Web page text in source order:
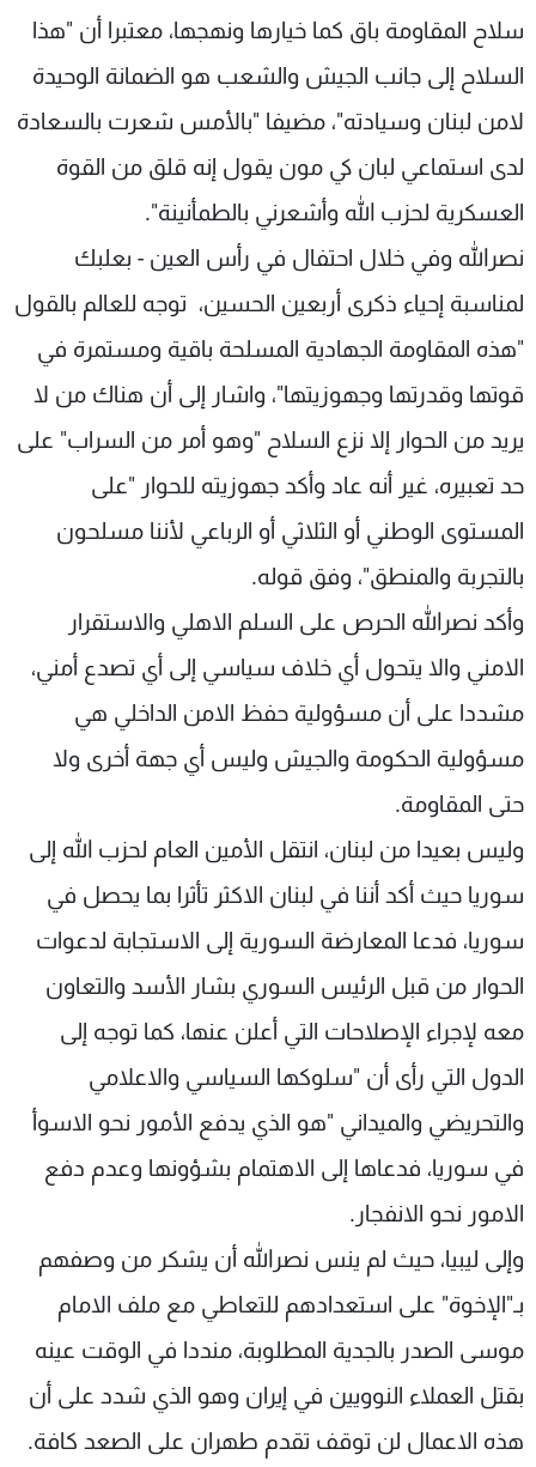
سلاح المقاومة باق كما خيارها ونهجها، معتبرا أن "هذا
السلاح إلى جانب الجيش والشعب هو الضمانة الوحيدة
لامن لبنان وسيادته"، مضيفا "بالأمس شعرت بالسعادة
لدى استماعي لبان كي مون يقول إنه قلق من القوة
العسكرية لحزب الله وأشعرني بالطمأنينة".
نصرالله وفي خلال احتفال في رأس العين - بعلبك
لمناسبة إحياء ذكرى أربعين الحسين، توجه للعالم بالقول
"هذه المقاومة الجهادية المسلحة باقية ومستمرة في
قوتها وقدرتها وجهوزيتها"، واشار إلى أن هناك من لا
يريد من الحوار إلا نزع السلاح "وهو أمر من السراب" على
حد تعبيره، غير أنه عاد وأكد جهوزيته للحوار "على
المستوى الوطني أو الثلاثي أو الرباعي لأننا مسلحون
بالتجربة والمنطق"، وفق قوله.
وأكد نصرالله الحرص على السلم الاهلي والاستقرار
الامني والا يتحول أي خلاف سياسي إلى أي تصدع أمني،
مشددا على أن مسؤولية حفظ الامن الداخلي هي
مسؤولية الحكومة والجيش وليس أي جهة أخرى ولا
حتى المقاومة.
وليس بعيدا من لبنان، انتقل الأمين العام لحزب الله إلى
سوريا حيث أكد أننا في لبنان الاكثر تأثرا بما يحصل في
سوريا، فدعا المعارضة السورية إلى الاستجابة لدعوات
الحوار من قبل الرئيس السوري بشار الأسد والتعاون
معه لإجراء الإصلاحات التي أعلن عنها، كما توجه إلى
الدول التي رأى أن "سلوكها السياسي والاعلامي
والتحريضي والميداني "هو الذي يدفع الأمور نحو الاسوأ
في سوريا، فدعاها إلى الاهتمام بشؤونها وعدم دفع
الامور نحو الانفجار.
وإلى ليبيا، حيث لم ينس نصرالله أن يشكر من وصفهم
بـ"الإخوة" على استعدادهم للتعاطي مع ملف الامام
موسى الصدر بالجدية المطلوبة، منددا في الوقت عينه
بقتل العملاء النوويين في إيران وهو الذي شدد على أن
هذه الاعمال لن توقف تقدم طهران على الصعد كافة.